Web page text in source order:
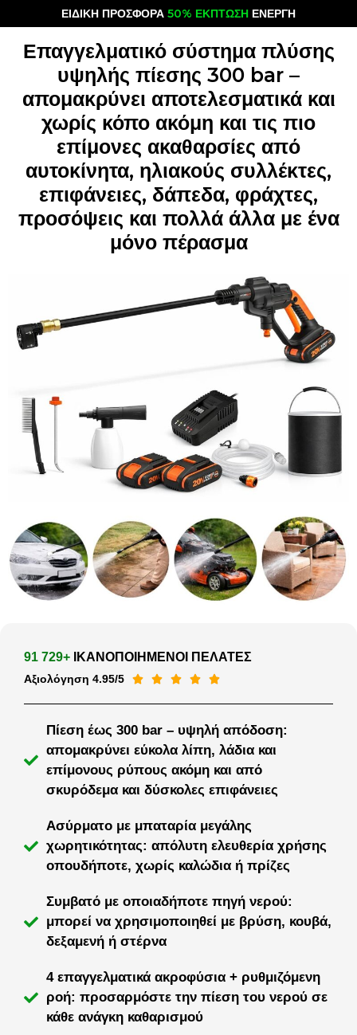
ΕΙΔΙΚΗ ΠΡΟΣΦΟΡΑ 50% ΕΚΠΤΩΣΗ ΕΝΕΡΓΗ
Επαγγελματικό σύστημα πλύσης
υψηλής πίεσης 300 bar –
απομακρύνει αποτελεσματικά και
χωρίς κόπο ακόμη και τις πιο
επίμονες ακαθαρσίες από
αυτοκίνητα, ηλιακούς συλλέκτες,
επιφάνειες, δάπεδα, φράχτες,
προσόψεις και πολλά άλλα με ένα
μόνο πέρασμα
91 729+ ΙΚΑΝΟΠΟΙΗΜΕΝΟΙ ΠΕΛΑΤΕΣ
Αξιολόγηση 4.95/5     
Πίεση έως 300 bar – υψηλή απόδοση:
απομακρύνει εύκολα λίπη, λάδια και
επίμονους ρύπους ακόμη και από
σκυρόδεμα και δύσκολες επιφάνειες
Ασύρματο με μπαταρία μεγάλης
χωρητικότητας: απόλυτη ελευθερία χρήσης
οπουδήποτε, χωρίς καλώδια ή πρίζες
Συμβατό με οποιαδήποτε πηγή νερού:
μπορεί να χρησιμοποιηθεί με βρύση, κουβά,
δεξαμενή ή στέρνα
4 επαγγελματικά ακροφύσια + ρυθμιζόμενη
ροή: προσαρμόστε την πίεση του νερού σε
κάθε ανάγκη καθαρισμού